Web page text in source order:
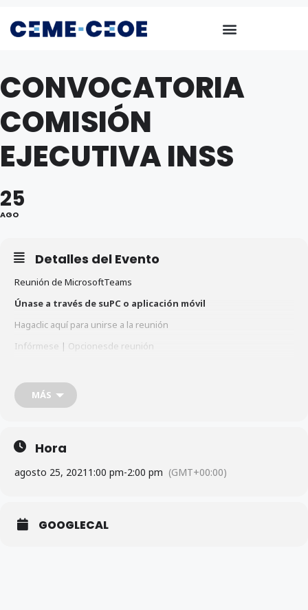
CONVOCATORIA
COMISIÓN
EJECUTIVA INSS
25
AGO
Detalles del Evento
Reunión de MicrosoftTeams
Únase a través de suPC o aplicación móvil
Hagaclic aquí para unirse a la reunión
Infórmese | Opcionesde reunión
Más información sobre Meet:
https://support.google.com/a/users/answer/9282720
MÁS
Hora
agosto 25, 2021 1:00 pm-2:00 pm (GMT+00:00)
GOOGLECAL